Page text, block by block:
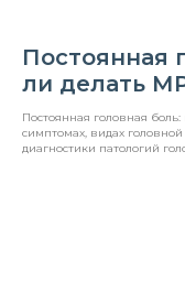
Постоянная
ли делать
Постоянная головная
симптомах, видах
диагностики патологий